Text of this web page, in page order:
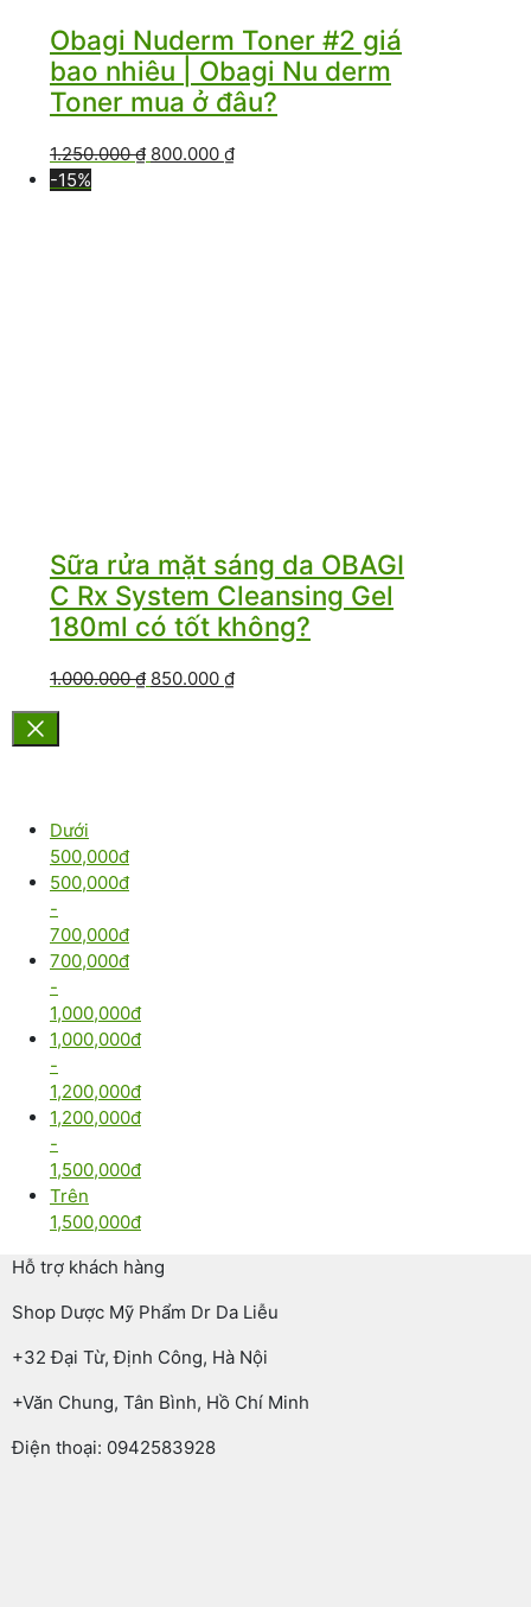
Obagi Nuderm Toner #2 giá
bao nhiêu | Obagi Nu derm
Toner mua ở đâu?
1.250.000₫ Giá
800.000 ₫Giá
-15%
Sữa rửa mặt sáng da OBAGI
C Rx System Cleansing Gel
180ml có tốt không?
1.000.000₫ Giá
850.000 ₫Giá
Dưới
500,000đ
500,000đ
-
700,000đ
700,000đ
-
1,000,000đ
1,000,000đ
-
1,200,000đ
1,200,000đ
-
1,500,000đ
Trên
1,500,000đ
Hỗ trợ khách hàng
Shop Dược Mỹ Phẩm Dr Da Liễu
+32 Đại Từ, Định Công, Hà Nội
+Văn Chung, Tân Bình, Hồ Chí Minh
Điện thoại: 0942583928